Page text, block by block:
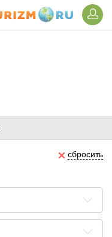
сбросить